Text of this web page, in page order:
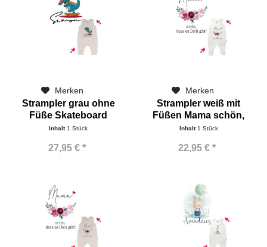
Merken
Strampler grau ohne
Füße Skateboard
Dinorex Name
Inhalt 1 Stück
27,95 € *
Merken
Strampler weiß mit
Füßen Mama schön,
dass
Inhalt 1 Stück
22,95 € *